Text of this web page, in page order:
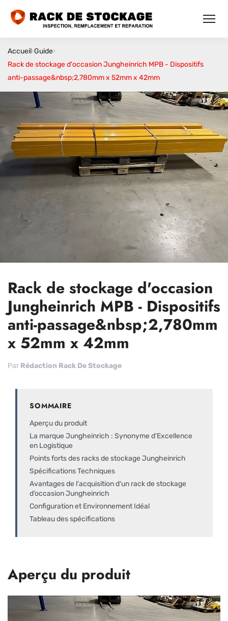
Accueil›Guide›
Rack de stockage d'occasion Jungheinrich MPB - Dispositifs
anti-passage&nbsp;2,780mm x 52mm x 42mm
Rack de stockage d'occasion
Jungheinrich MPB - Dispositifs
anti-passage&nbsp;2,780mm
x 52mm x 42mm
Par Rédaction Rack De Stockage
SOMMAIRE
Aperçu du produit
La marque Jungheinrich : Synonyme d'Excellence
en Logistique
Points forts des racks de stockage Jungheinrich
Spécifications Techniques
Avantages de l'acquisition d'un rack de stockage
d’occasion Jungheinrich
Configuration et Environnement Idéal
Tableau des spécifications
Aperçu du produit